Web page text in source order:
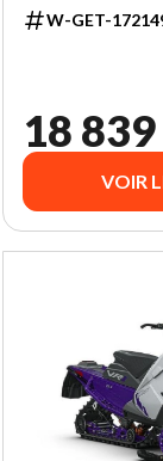
W-GET-
18
VOIR